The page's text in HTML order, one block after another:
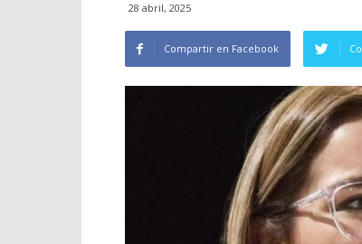
28 abril, 2025
Compartir en Facebook